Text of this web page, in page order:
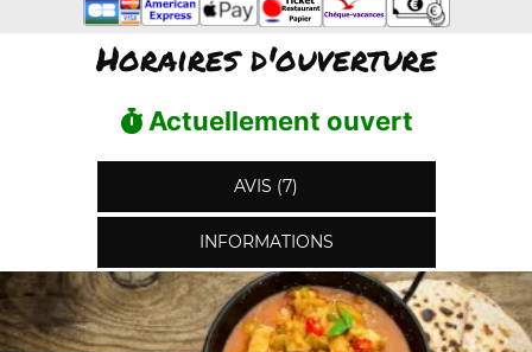
Horaires d'ouverture
Actuellement ouvert
AVIS (7)
INFORMATIONS